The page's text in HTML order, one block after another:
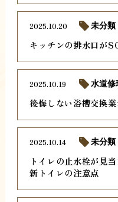
キッチンの排水口が
2025.10.20 未分類
後悔しない浴槽交換
2025.10.19 水道修
トイレの止水栓が見
新トイレの注意点
2025.10.14 未分類